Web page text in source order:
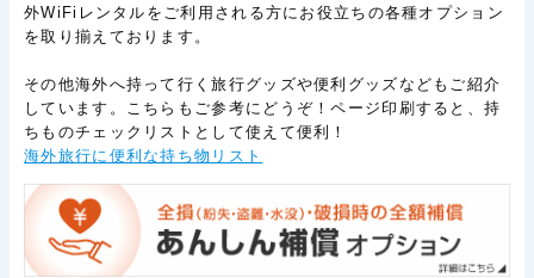
外WiFiレンタルをご利用される方にお役立ちの各種オプション
を取り揃えております。
その他海外へ持って行く旅行グッズや便利グッズなどもご紹介
しています。こちらもご参考にどうぞ！ページ印刷すると、持
ちものチェックリストとして使えて便利！
海外旅行に便利な持ち物リスト